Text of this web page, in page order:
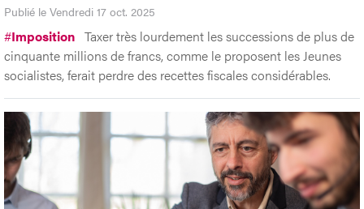
Publié le Vendredi 17 oct. 2025
#Imposition Taxer très lourdement les successions de plus de
cinquante millions de francs, comme le proposent les Jeunes
socialistes, ferait perdre des recettes fiscales considérables.